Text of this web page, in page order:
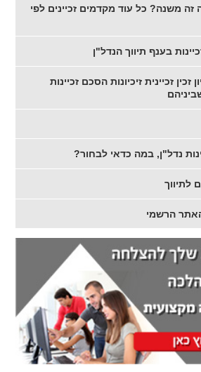
מה זה משנה? כל עוד מקדמים זכיינים לפי
בענף תיווך הנדל"ן
זכין זכיינית זיכיונות הסכם זכיינות
נדל"ן, במה כדאי לבחור?
לתיווך
הרשמי